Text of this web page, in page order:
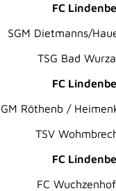
FC
SGM Dietmanns/
TSG Bad
FC
Röthenb /
TSV
FC
FC